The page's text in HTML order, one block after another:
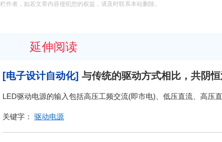
栏作者，如若文章内容侵犯您的权益，请及时联系本站删除。
延伸阅读
[电子设计自动化] 与传统的驱动方式相比，共阴
LED驱动电源的输入包括高压工频交流(即市电)、低压直流、高压
关键字： 驱动电源